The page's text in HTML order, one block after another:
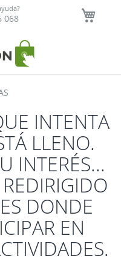
068
INTENTA
LLENO.
INTERÉS...
DONDE
EN